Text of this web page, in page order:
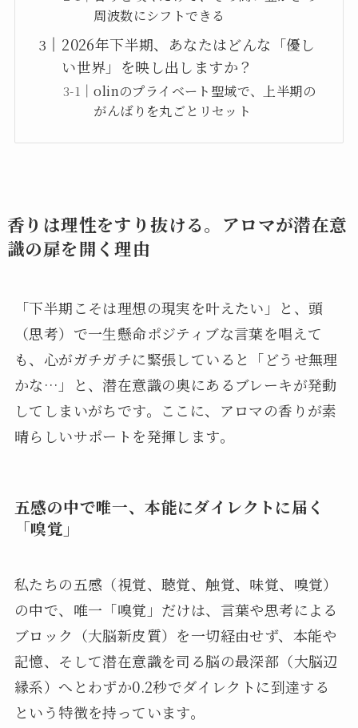
周波数にシフトできる
2026年下半期、あなたはどんな「優し
い世界」を映し出しますか？
olinのプライベート聖域で、上半期の
がんばりを丸ごとリセット
香りは理性をすり抜ける。アロマが潜在意
識の扉を開く理由
「下半期こそは理想の現実を叶えたい」と、頭
（思考）で一生懸命ポジティブな言葉を唱えて
も、心がガチガチに緊張していると「どうせ無理
かな…」と、潜在意識の奥にあるブレーキが発動
してしまいがちです。ここに、アロマの香りが素
晴らしいサポートを発揮します。
五感の中で唯一、本能にダイレクトに届く
「嗅覚」
私たちの五感（視覚、聴覚、触覚、味覚、嗅覚）
の中で、唯一「嗅覚」だけは、言葉や思考による
ブロック（大脳新皮質）を一切経由せず、本能や
記憶、そして潜在意識を司る脳の最深部（大脳辺
縁系）へとわずか0.2秒でダイレクトに到達する
という特徴を持っています。